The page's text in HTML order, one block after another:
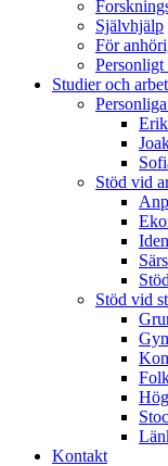
Självhjälp
För
Personligt
Studier och
Stöd vid
Stöd vid
Kontakt